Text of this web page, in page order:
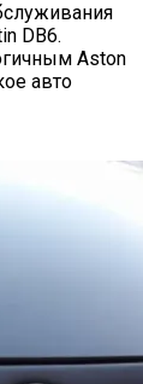
DB6.
Aston
авто